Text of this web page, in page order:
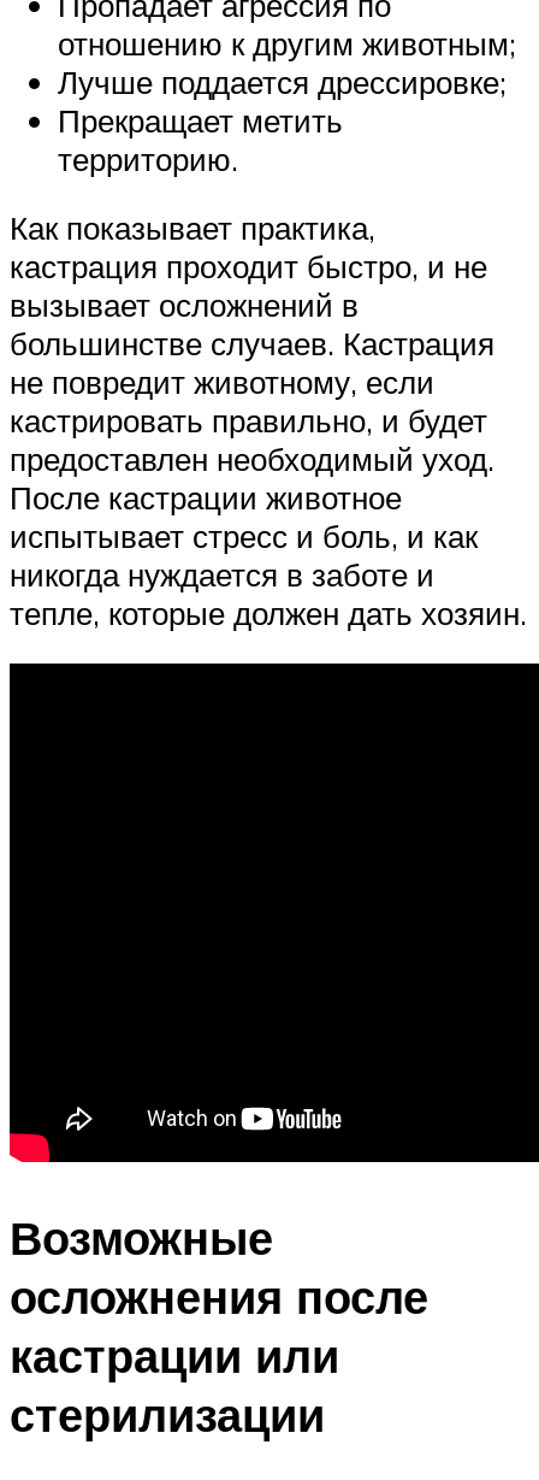
отношению к другим животным;
Лучше поддается дрессировке;
Прекращает метить
территорию.
Как показывает практика,
кастрация проходит быстро, и не
вызывает осложнений в
большинстве случаев. Кастрация
не повредит животному, если
кастрировать правильно, и будет
предоставлен необходимый уход.
После кастрации животное
испытывает стресс и боль, и как
никогда нуждается в заботе и
тепле, которые должен дать хозяин.
Возможные
осложнения после
кастрации или
стерилизации